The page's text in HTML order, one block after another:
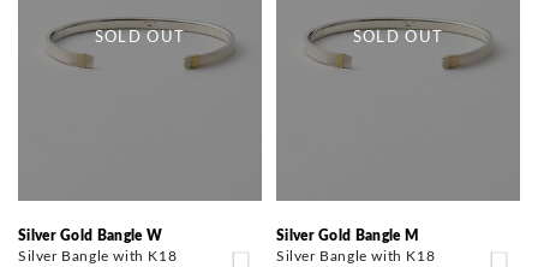
SOLD OUT
Silver Gold Bangle W
Silver Bangle with K18
SOLD OUT
Silver Gold Bangle M
Silver Bangle with K18